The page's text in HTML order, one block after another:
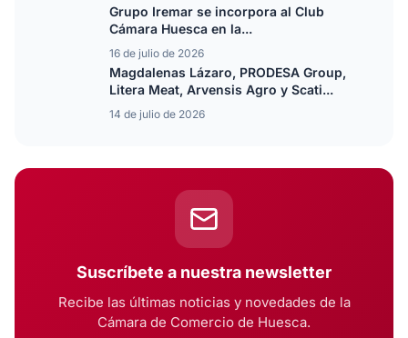
Grupo Iremar se incorpora al Club
Cámara Huesca en la...
16 de julio de 2026
Magdalenas Lázaro, PRODESA Group,
Litera Meat, Arvensis Agro y Scati...
14 de julio de 2026
Suscríbete a nuestra newsletter
Recibe las últimas noticias y novedades de la
Cámara de Comercio de Huesca.